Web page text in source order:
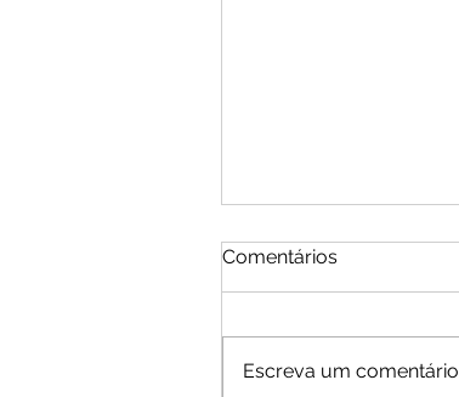
Comentários
Escreva um comentário